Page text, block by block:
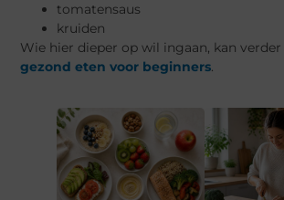
tomatensaus
kruiden
Wie hier dieper op wil ingaan, kan verder
gezond eten voor beginners.